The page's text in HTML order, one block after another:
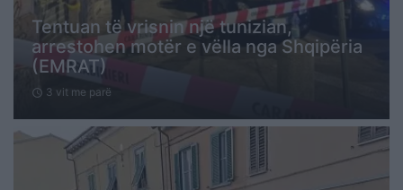
Tentuan të vrisnin një tunizian,
arrestohen motër e vëlla nga Shqipëria
(EMRAT)
schedule 3 vit me parë